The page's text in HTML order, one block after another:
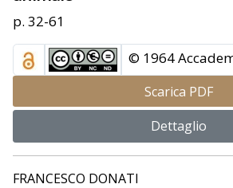
p. 32-61
© 1964
Scarica PDF
Dettaglio
FRANCESCO DONATI